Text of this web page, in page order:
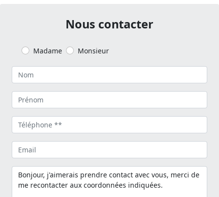
Nous contacter
Madame Monsieur